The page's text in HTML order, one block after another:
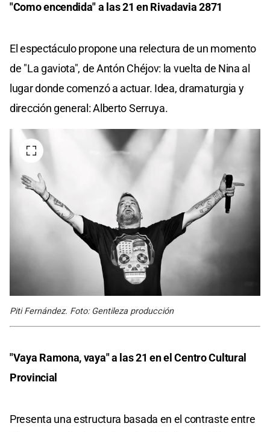
"Como encendida" a las 21 en Rivadavia 2871
El espectáculo propone una relectura de un momento
de "La gaviota", de Antón Chéjov: la vuelta de Nina al
lugar donde comenzó a actuar. Idea, dramaturgia y
dirección general: Alberto Serruya.
Piti Fernández. Foto: Gentileza producción
"Vaya Ramona, vaya" a las 21 en el Centro Cultural
Provincial
Presenta una estructura basada en el contraste entre